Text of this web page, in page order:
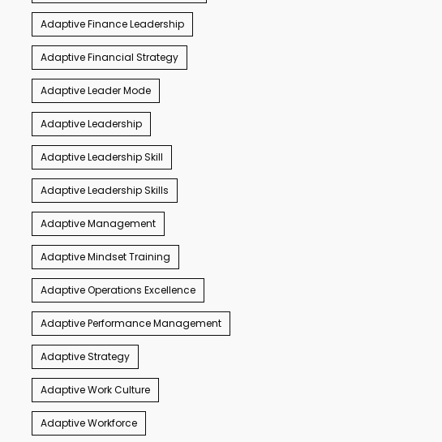
Adaptive Finance Leadership
Adaptive Financial Strategy
Adaptive Leader Mode
Adaptive Leadership
Adaptive Leadership Skill
Adaptive Leadership Skills
Adaptive Management
Adaptive Mindset Training
Adaptive Operations Excellence
Adaptive Performance Management
Adaptive Strategy
Adaptive Work Culture
Adaptive Workforce